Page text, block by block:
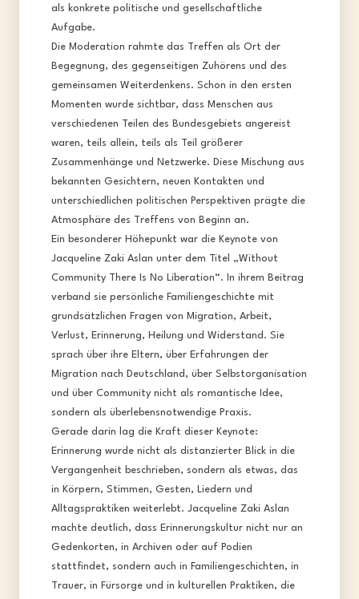
als konkrete politische und gesellschaftliche
Aufgabe.​
Die Moderation rahmte das Treffen als Ort der
Begegnung, des gegenseitigen Zuhörens und des
gemeinsamen Weiterdenkens. Schon in den ersten
Momenten wurde sichtbar, dass Menschen aus
verschiedenen Teilen des Bundesgebiets angereist
waren, teils allein, teils als Teil größerer
Zusammenhänge und Netzwerke. Diese Mischung aus
bekannten Gesichtern, neuen Kontakten und
unterschiedlichen politischen Perspektiven prägte die
Atmosphäre des Treffens von Beginn an.​
Ein besonderer Höhepunkt war die Keynote von
Jacqueline Zaki Aslan unter dem Titel „Without
Community There Is No Liberation“. In ihrem Beitrag
verband sie persönliche Familiengeschichte mit
grundsätzlichen Fragen von Migration, Arbeit,
Verlust, Erinnerung, Heilung und Widerstand. Sie
sprach über ihre Eltern, über Erfahrungen der
Migration nach Deutschland, über Selbstorganisation
und über Community nicht als romantische Idee,
sondern als überlebensnotwendige Praxis.​
Gerade darin lag die Kraft dieser Keynote:
Erinnerung wurde nicht als distanzierter Blick in die
Vergangenheit beschrieben, sondern als etwas, das
in Körpern, Stimmen, Gesten, Liedern und
Alltagspraktiken weiterlebt. Jacqueline Zaki Aslan
machte deutlich, dass Erinnerungskultur nicht nur an
Gedenkorten, in Archiven oder auf Podien
stattfindet, sondern auch in Familiengeschichten, in
Trauer, in Fürsorge und in kulturellen Praktiken, die